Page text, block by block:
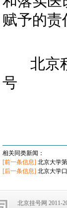
赋予的责
北京
号
相关同类新闻：
[前一条信息] 北京大学
[后一条信息] 北京大学
北京挂号网 2011-